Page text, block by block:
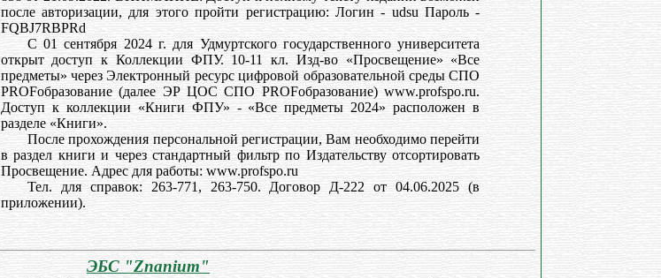
после авторизации, для этого пройти регистрацию: Логин - udsu Пароль -
FQBJ7RBPRd
С 01 сентября 2024 г. для Удмуртского государственного университета
открыт доступ к Коллекции ФПУ. 10-11 кл. Изд-во «Просвещение» «Все
предметы» через Электронный ресурс цифровой образовательной среды СПО
PROFобразование (далее ЭР ЦОС СПО PROFобразование) www.profspo.ru.
Доступ к коллекции «Книги ФПУ» - «Все предметы 2024» расположен в
разделе «Книги».
После прохождения персональной регистрации, Вам необходимо перейти
в раздел книги и через стандартный фильтр по Издательству отсортировать
Просвещение. Адрес для работы: www.profspo.ru
Тел. для справок: 263-771, 263-750. Договор Д-222 от 04.06.2025 (в
приложении).
ЭБС "Znanium"